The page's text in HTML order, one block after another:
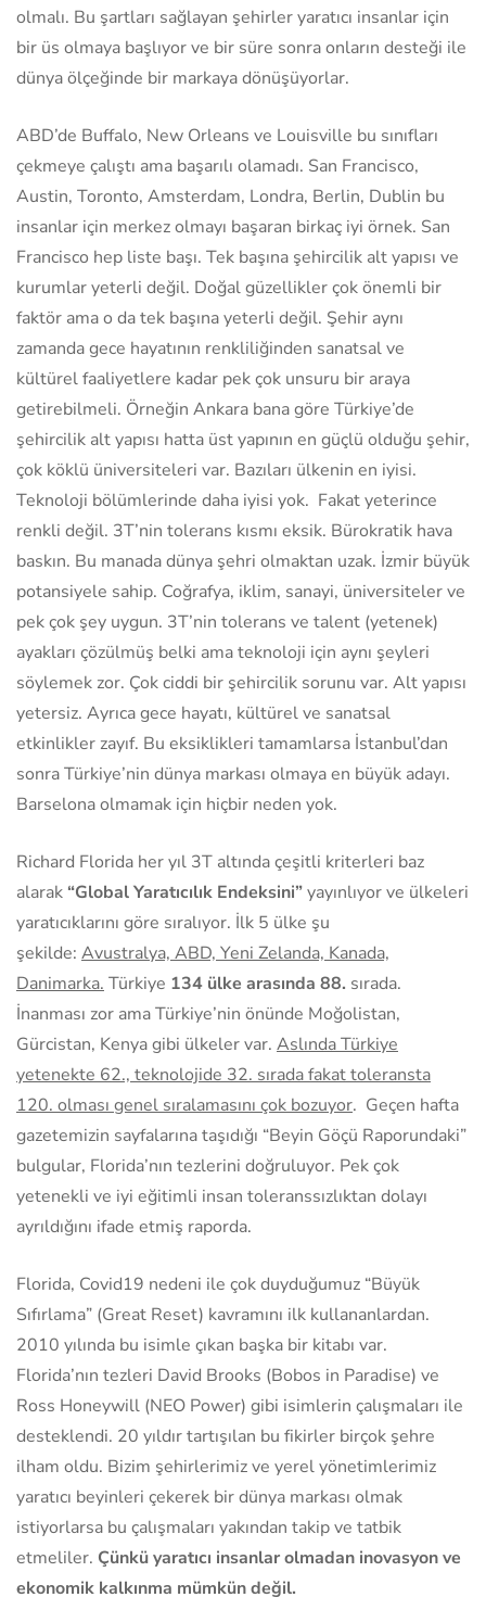
olmalı. Bu şartları sağlayan şehirler yaratıcı insanlar için
bir üs olmaya başlıyor ve bir süre sonra onların desteği ile
dünya ölçeğinde bir markaya dönüşüyorlar.
ABD’de Buffalo, New Orleans ve Louisville bu sınıfları
çekmeye çalıştı ama başarılı olamadı. San Francisco,
Austin, Toronto, Amsterdam, Londra, Berlin, Dublin bu
insanlar için merkez olmayı başaran birkaç iyi örnek. San
Francisco hep liste başı. Tek başına şehircilik alt yapısı ve
kurumlar yeterli değil. Doğal güzellikler çok önemli bir
faktör ama o da tek başına yeterli değil. Şehir aynı
zamanda gece hayatının renkliliğinden sanatsal ve
kültürel faaliyetlere kadar pek çok unsuru bir araya
getirebilmeli. Örneğin Ankara bana göre Türkiye’de
şehircilik alt yapısı hatta üst yapının en güçlü olduğu şehir,
çok köklü üniversiteleri var. Bazıları ülkenin en iyisi.
Teknoloji bölümlerinde daha iyisi yok. Fakat yeterince
renkli değil. 3T’nin tolerans kısmı eksik. Bürokratik hava
baskın. Bu manada dünya şehri olmaktan uzak. İzmir büyük
potansiyele sahip. Coğrafya, iklim, sanayi, üniversiteler ve
pek çok şey uygun. 3T’nin tolerans ve talent (yetenek)
ayakları çözülmüş belki ama teknoloji için aynı şeyleri
söylemek zor. Çok ciddi bir şehircilik sorunu var. Alt yapısı
yetersiz. Ayrıca gece hayatı, kültürel ve sanatsal
etkinlikler zayıf. Bu eksiklikleri tamamlarsa İstanbul’dan
sonra Türkiye’nin dünya markası olmaya en büyük adayı.
Barselona olmamak için hiçbir neden yok.
Richard Florida her yıl 3T altında çeşitli kriterleri baz
alarak “Global Yaratıcılık Endeksini”yayınlıyor ve ülkeleri
yaratıcıklarını göre sıralıyor. İlk 5 ülke şu
şekilde: Avustralya, ABD, Yeni Zelanda, Kanada,
Danimarka. Türkiye 134 ülke arasında 88. sırada.
İnanması zor ama Türkiye’nin önünde Moğolistan,
Gürcistan, Kenya gibi ülkeler var. Aslında Türkiye
yetenekte 62., teknolojide 32. sırada fakat toleransta
120. olması genel sıralamasını çok bozuyor. Geçen hafta
gazetemizin sayfalarına taşıdığı “Beyin Göçü Raporundaki”
bulgular, Florida’nın tezlerini doğruluyor. Pek çok
yetenekli ve iyi eğitimli insan toleranssızlıktan dolayı
ayrıldığını ifade etmiş raporda.
Florida, Covid19 nedeni ile çok duyduğumuz “Büyük
Sıfırlama” (Great Reset) kavramını ilk kullananlardan.
2010 yılında bu isimle çıkan başka bir kitabı var.
Florida’nın tezleri David Brooks (Bobos in Paradise) ve
Ross Honeywill (NEO Power) gibi isimlerin çalışmaları ile
desteklendi. 20 yıldır tartışılan bu fikirler birçok şehre
ilham oldu. Bizim şehirlerimiz ve yerel yönetimlerimiz
yaratıcı beyinleri çekerek bir dünya markası olmak
istiyorlarsa bu çalışmaları yakından takip ve tatbik
etmeliler. Çünkü yaratıcı insanlar olmadan inovasyon ve
ekonomik kalkınma mümkün değil.